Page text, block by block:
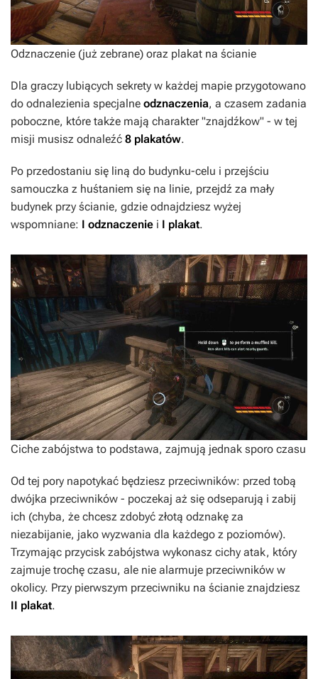
Odznaczenie (już zebrane) oraz plakat na ścianie
Dla graczy lubiących sekrety w każdej mapie przygotowano
do odnalezienia specjalne odznaczenia, a czasem zadania
poboczne, które także mają charakter "znajdźkow" - w tej
misji musisz odnaleźć 8 plakatów.
Po przedostaniu się liną do budynku-celu i przejściu
samouczka z huśtaniem się na linie, przejdź za mały
budynek przy ścianie, gdzie odnajdziesz wyżej
wspomniane: I odznaczenie i I plakat.
Ciche zabójstwa to podstawa, zajmują jednak sporo czasu
Od tej pory napotykać będziesz przeciwników: przed tobą
dwójka przeciwników - poczekaj aż się odseparują i zabij
ich (chyba, że chcesz zdobyć złotą odznakę za
niezabijanie, jako wyzwania dla każdego z poziomów).
Trzymając przycisk zabójstwa wykonasz cichy atak, który
zajmuje trochę czasu, ale nie alarmuje przeciwników w
okolicy. Przy pierwszym przeciwniku na ścianie znajdziesz
II plakat.